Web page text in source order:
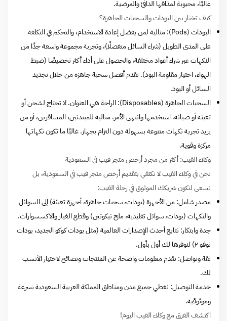
غالبًا، محبوبة لمذاقها الدافئ والمرضية.
كيف تختار بين البودات والسحبات الجاهزة؟
البودات (Pods): مثالية لمن يفضل إعادة الاستخدام، والتحكم في التكلفة
على المدى الطويل (شراء السائل منفصلًا)، وتجربة مجموعة واسعة جدًا من
النكهات عبر شراء أعواد مختلفة، والحصول على أداء أكثر تخصيصًا (ضبط
الهواء، اختيار مقاومة البود). تقدم أفضل سحبة جاهزة من خلال تجديد
السائل أو البود.
السحبات الجاهزة (Disposables): الراحة هي العنوان. لا تحتاج لشحن أو
تعبئة أو صيانة. استخدمها وانتهى الأمر. مثالية للمبتدئين، المسافرين، أو من
يريد تجربة نكهات متنوعة بسهولة دون التزام بجهاز. غالبًا ما تكون نكهاتها
مركزة وقوية.
وكلاء الفيب: أكثر من مجرد أرخص متجر فيب في السعودية
نحن في وكلاء الفيب لا نكتفي بتقديم أرخص متجر فيب في السعودية، بل
نسعى لنكون شريكك الموثوق في رحلة الفيب:
مصدر شامل: من الأجهزة (بودات، سحبات جاهزة، أجهزة تعبئة) إلى السوائل
والنكهات (بودات، سوائل تقليدية، ملح نيكوتين) وقطع الغيار والاكسسوارات.
جدة وابتكار: نتابع أحدث الإصدارات العالمية (مثل بودات كوكو الجديد، بودات
نوفو ٢) لنوفرها لك أول بأول.
ثقة وتواصل: نقدم معلومات واضحة عن المنتجات ونصائح لاختيار الأنسب
لك.
خدمة التوصيل: نغطي جميع مدن ومناطق المملكة العربية السعودية بسرعة
وموثوقية.
اكتشف الفرق مع وكلاء الفيب اليوم!